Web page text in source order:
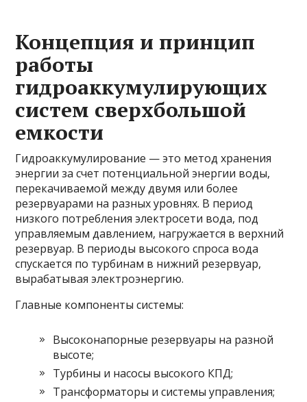
Концепция и принцип
работы
гидроаккумулирующих
систем сверхбольшой
емкости
Гидроаккумулирование — это метод хранения
энергии за счет потенциальной энергии воды,
перекачиваемой между двумя или более
резервуарами на разных уровнях. В период
низкого потребления электросети вода, под
управляемым давлением, нагружается в верхний
резервуар. В периоды высокого спроса вода
спускается по турбинам в нижний резервуар,
вырабатывая электроэнергию.
Главные компоненты системы:
Высоконапорные резервуары на разной
высоте;
Турбины и насосы высокого КПД;
Трансформаторы и системы управления;